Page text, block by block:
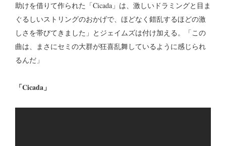
助けを借りて作られた「Cicada」は、激しいドラミングと目ま
ぐるしいストリングのおかげで、ほどなく錯乱するほどの激
しさを帯びてきました」とジェイムズは付け加える。「この
曲は、まさにセミの大群が狂喜乱舞しているように感じられ
るんだ」
「Cicada」